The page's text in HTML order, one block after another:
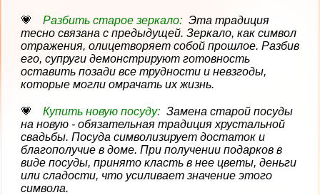
Разбить старое зеркало: Эта традиция
тесно связана с предыдущей. Зеркало, как символ
отражения, олицетворяет собой прошлое. Разбив
его, супруги демонстрируют готовность
оставить позади все трудности и невзгоды,
которые могли омрачать их жизнь.
Купить новую посуду: Замена старой посуды
на новую - обязательная традиция хрустальной
свадьбы. Посуда символизирует достаток и
благополучие в доме. При получении подарков в
виде посуды, принято класть в нее цветы, деньги
или сладости, что усиливает значение этого
символа.